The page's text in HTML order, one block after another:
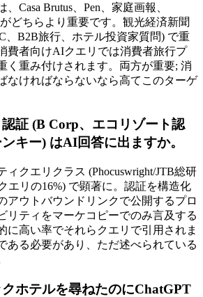
Casa Brutus、Pen、家庭画報、
がどちらより重要です。観光経済新聞
、B2B旅行、ホテル投資家質問) で重
費者向けAIクエリでは消費者旅行プ
く重み付けされます。両方が重要; 消
なければならないなら高てこのターゲ
証 (B Corp、エコリゾート認
キー) はAI回答に出ますか。
ィクエリクラス (Phocuswright/JTB総研
エリの16%) で顕著に。認証を構造化
アウトバウンドリンクで公開するプロ
リティをマーケコピーでのみ言及する
に高い率でそれらクエリで引用されま
ある必要があり、ただ述べられている
ホテルを尋ねたのにChatGPT